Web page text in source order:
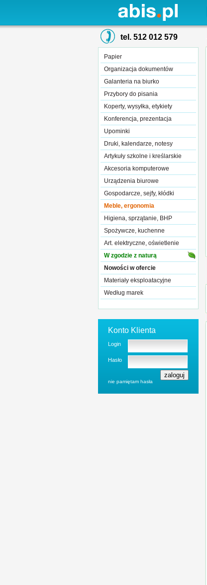
tel. 512 012 579
Papier
Organizacja dokumentów
Galanteria na biurko
Przybory do pisania
Koperty, wysyłka, etykiety
Konferencja, prezentacja
Upominki
Druki, kalendarze, notesy
Artykuły szkolne i kreślarskie
Akcesoria komputerowe
Urządzenia biurowe
Gospodarcze, sejfy, kłódki
Meble, ergonomia
Higiena, sprzątanie, BHP
Spożywcze, kuchenne
Art. elektryczne, oświetlenie
W zgodzie z naturą
Nowości w ofercie
Materiały eksploatacyjne
Według marek
Konto Klienta
Login
Hasło
nie pamiętam hasła